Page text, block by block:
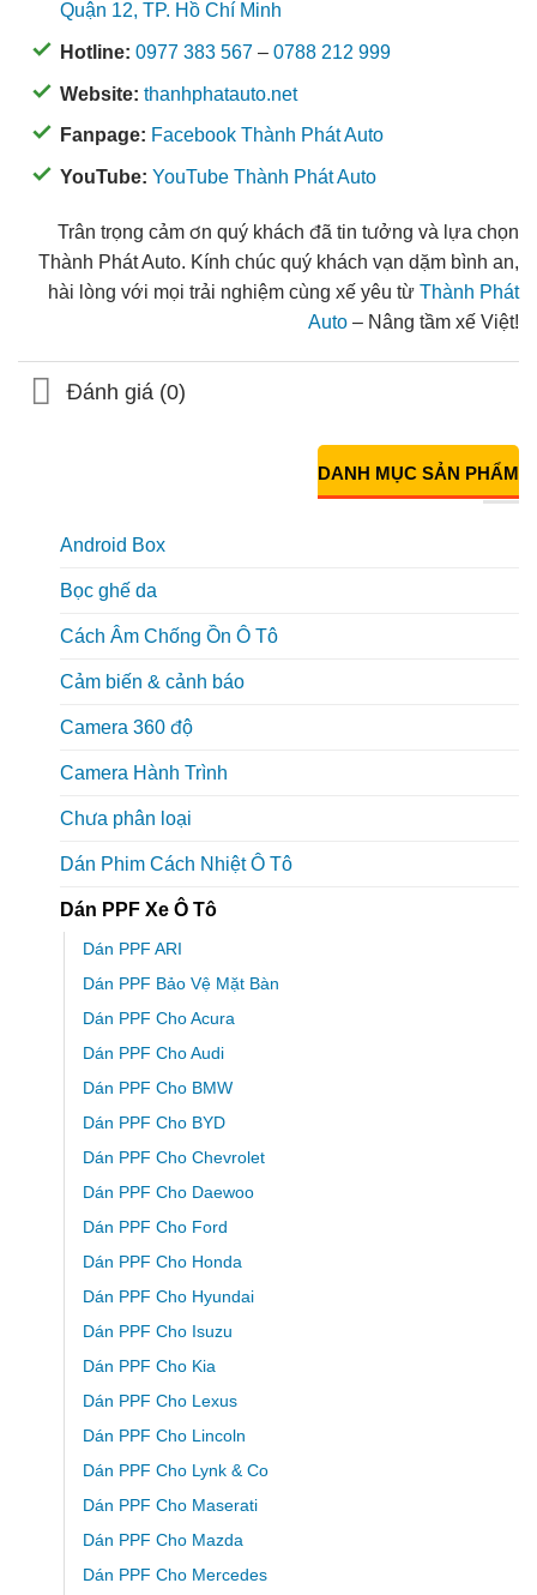
Quận 12, TP. Hồ Chí Minh
Hotline: 0977 383 567 – 0788 212 999
Website: thanhphatauto.net
Fanpage: Facebook Thành Phát Auto
YouTube: YouTube Thành Phát Auto
Trân trọng cảm ơn quý khách đã tin tưởng và lựa chọn
Thành Phát Auto. Kính chúc quý khách vạn dặm bình an,
hài lòng với mọi trải nghiệm cùng xế yêu từ Thành Phát
Auto – Nâng tầm xế Việt!
Đánh giá (0)
DANH MỤC SẢN PHẨM
Android Box
Bọc ghế da
Cách Âm Chống Ồn Ô Tô
Cảm biến & cảnh báo
Camera 360 độ
Camera Hành Trình
Chưa phân loại
Dán Phim Cách Nhiệt Ô Tô
Dán PPF Xe Ô Tô
Dán PPF ARI
Dán PPF Bảo Vệ Mặt Bàn
Dán PPF Cho Acura
Dán PPF Cho Audi
Dán PPF Cho BMW
Dán PPF Cho BYD
Dán PPF Cho Chevrolet
Dán PPF Cho Daewoo
Dán PPF Cho Ford
Dán PPF Cho Honda
Dán PPF Cho Hyundai
Dán PPF Cho Isuzu
Dán PPF Cho Kia
Dán PPF Cho Lexus
Dán PPF Cho Lincoln
Dán PPF Cho Lynk & Co
Dán PPF Cho Maserati
Dán PPF Cho Mazda
Dán PPF Cho Mercedes